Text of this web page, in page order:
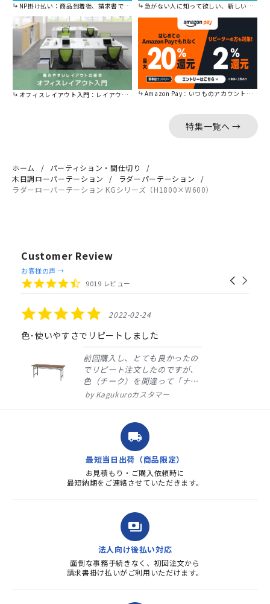
NP掛け払い：商品到着後、請求書で後から払えます。 急がない人に知って欲しい、新しい割引を始めました。
オフィスレイアウト入門：レイアウトの基本をご紹介。 Amazon Pay：いつものアカウントで簡単に決済可能。
特集一覧へ →
ホーム
パーティション・間仕切り
木目調ローパーテーション
ラダーパーテーション
ラダーローパーテーション KGシリーズ（H1800×W600）
Customer Review
Reviews
carousel
Carousel
arrows
4.4
star
9019 レビュー
お客様の声 →
5.0
star
rating
2022-02-24
色･使いやすさでリピートしました
前回購入し、とても良かったの
でリピート注文したのですが、
色（チーク）を間違って「ナチ
ュラル」としてしまいました。
ました。商品到着も早く、品
質・使いやすさで満足していま
す。また、リピートするときは
よろしくお...
Kagukuroカスタマー
local_shipping
最短当日出荷（商品限定）
お見積もり・ご購入依頼時に
最短納期をご連絡させていただきます。
payments
法人向け後払い対応
面倒な事務手続きなく、初回注文から
請求書掛け払いがご利用いただけます。